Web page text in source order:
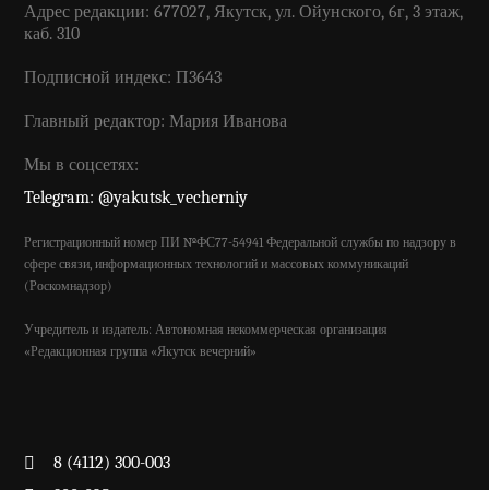
Адрес редакции: 677027, Якутск, ул. Ойунского, 6г, 3 этаж,
каб. 310
Подписной индекс: П3643
Главный редактор: Мария Иванова
Мы в соцсетях:
Telegram: @yakutsk_vecherniy
Регистрационный номер ПИ №ФС77-54941 Федеральной службы по надзору в
сфере связи, информационных технологий и массовых коммуникаций
(Роскомнадзор)
Учредитель и издатель: Автономная некоммерческая организация
«Редакционная группа «Якутск вечерний»
8 (4112) 300-003